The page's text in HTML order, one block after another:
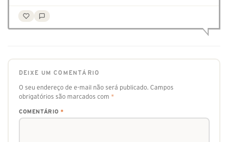
DEIXE UM COMENTÁRIO
O seu endereço de e-mail não será publicado. Campos
obrigatórios são marcados com *
COMENTÁRIO *